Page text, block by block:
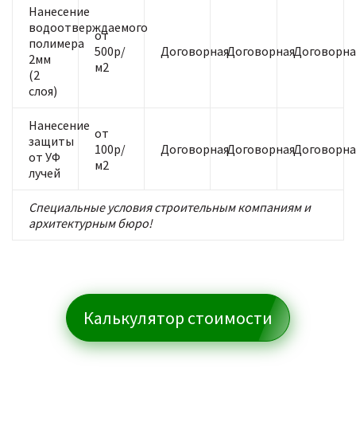
Нанесение
водоотверждаемого
полимера
2мм
(2
слоя)
от
500р/
м2
ДоговорнаяДоговорная
Нанесение
защиты
от УФ
лучей
от
100р/
м2
ДоговорнаяДоговорная
Специальные условия строительным компаниям и
архитектурным бюро!
Калькулятор стоимости